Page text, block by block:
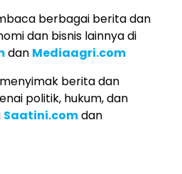
berbagai berita dan
dan bisnis lainnya di
dan Mediaagri.com
berita dan
politik, hukum, dan
Saatini.comdan